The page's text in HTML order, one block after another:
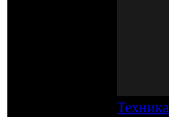
Техника